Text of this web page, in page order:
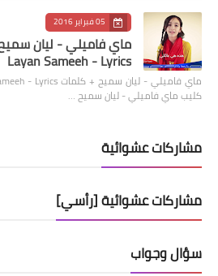
05 فبراير 2016
Layan Sameeh - Lyrics
كليب ماي فاميلي - ليان سميح …
مشاركات عشوائية
مشاركات عشوائية [رأسي]
سؤال وجواب